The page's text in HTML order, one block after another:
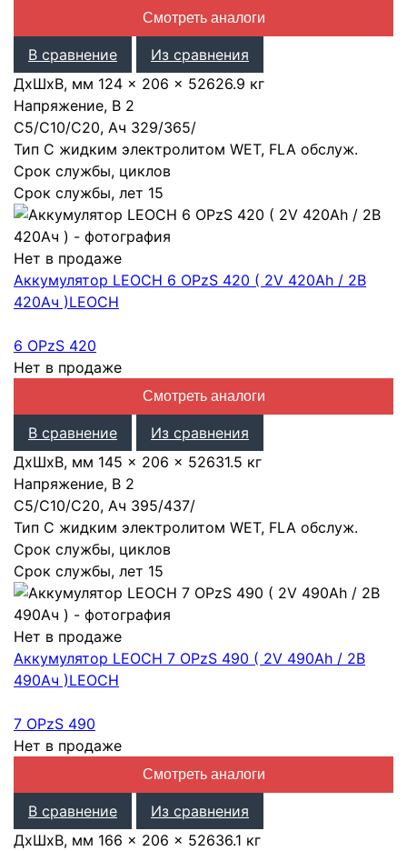
Смотреть аналоги
В сравнение
Из сравнения
ДхШхВ, мм 124 × 206 × 52626.9 кг
Напряжение, В 2
С5/С10/С20, Ач 329/365/
Тип С жидким электролитом WET, FLA обслуж.
Срок службы, циклов
Срок службы, лет 15
Нет в продаже
Аккумулятор LEOCH 6 OPzS 420 ( 2V 420Ah / 2В
420Ач )LEOCH
6 OPzS 420
Нет в продаже
Смотреть аналоги
В сравнение
Из сравнения
ДхШхВ, мм 145 × 206 × 52631.5 кг
Напряжение, В 2
С5/С10/С20, Ач 395/437/
Тип С жидким электролитом WET, FLA обслуж.
Срок службы, циклов
Срок службы, лет 15
Нет в продаже
Аккумулятор LEOCH 7 OPzS 490 ( 2V 490Ah / 2В
490Ач )LEOCH
7 OPzS 490
Нет в продаже
Смотреть аналоги
В сравнение
Из сравнения
ДхШхВ, мм 166 × 206 × 52636.1 кг